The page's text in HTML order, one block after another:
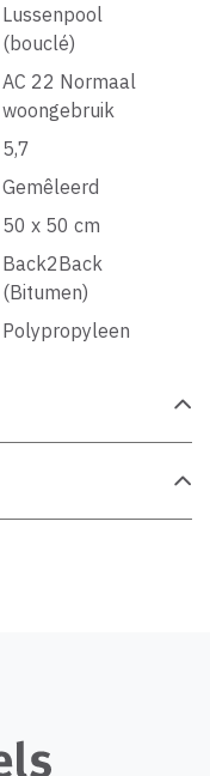
Lussenpool
(bouclé)
AC 22 Normaal
woongebruik
5,7
Gemêleerd
50 x 50 cm
Back2Back
(Bitumen)
Polypropyleen